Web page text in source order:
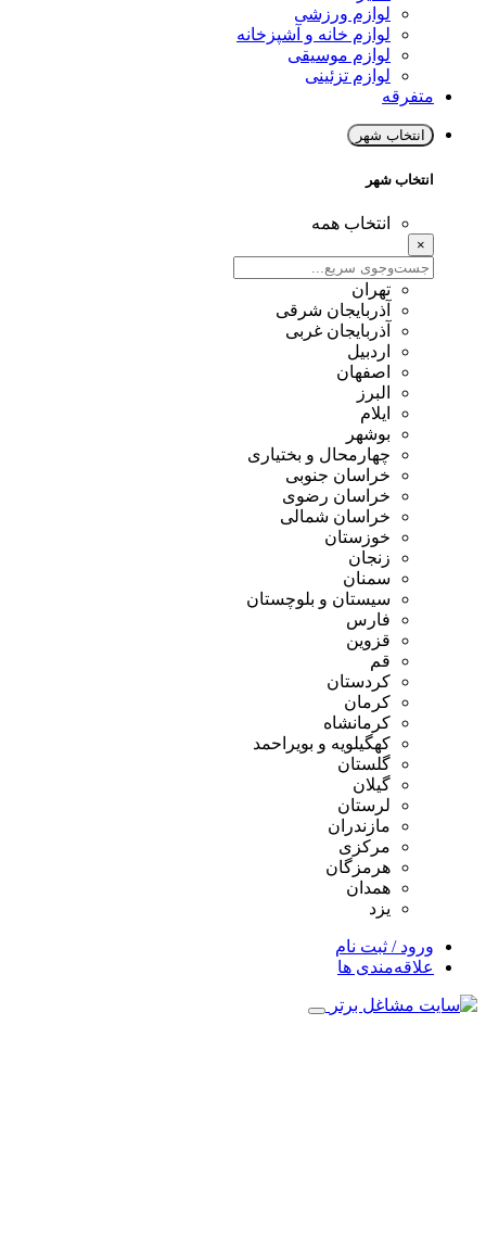
لوازم ورزشی
لوازم خانه و آشپزخانه
لوازم موسیقی
لوازم تزئینی
متفرقه
انتخاب شهر
انتخاب شهر
انتخاب همه
×
تهران
آذربایجان شرقی
آذربایجان غربی
اردبیل
اصفهان
البرز
ایلام
بوشهر
چهارمحال و بختیاری
خراسان جنوبی
خراسان رضوی
خراسان شمالی
خوزستان
زنجان
سمنان
سیستان و بلوچستان
فارس
قزوین
قم
کردستان
کرمان
کرمانشاه
کهگیلویه و بویراحمد
گلستان
گیلان
لرستان
مازندران
مرکزی
هرمزگان
همدان
یزد
ورود / ثبت نام
علاقه‌مندی ها